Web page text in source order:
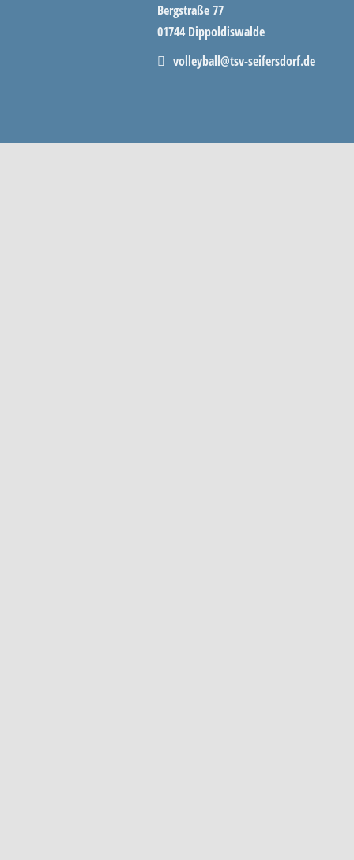
Bergstraße 77
01744 Dippoldiswalde
volleyball@tsv-seifersdorf.de